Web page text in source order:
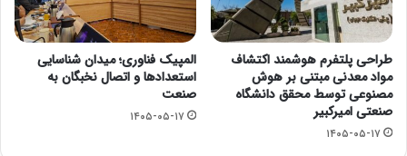
طراحی پلتفرم هوشمند اکتشاف
مواد معدنی مبتنی بر هوش
مصنوعی توسط محقق دانشگاه
صنعتی امیرکبیر
۱۴۰۵-۰۵-۱۷
المپیک فناوری؛ میدان شناسایی
استعدادها و اتصال نخبگان به
صنعت
۱۴۰۵-۰۵-۱۷